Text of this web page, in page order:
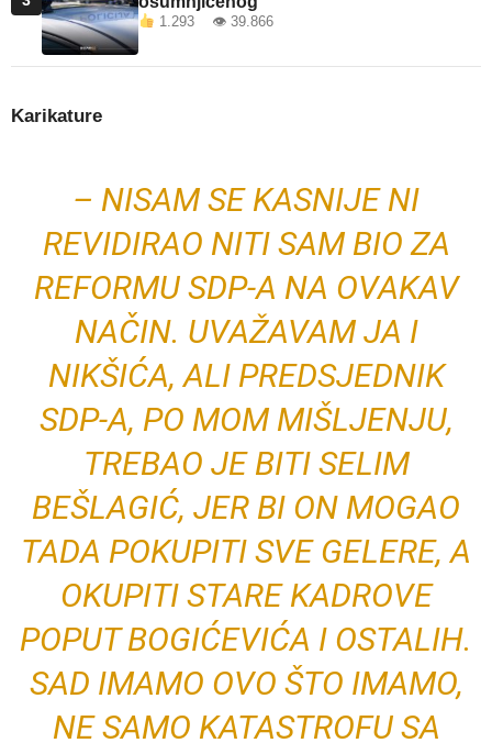
1.293 👁 39.866
Karikature
– NISAM SE KASNIJE NI
REVIDIRAO NITI SAM BIO ZA
REFORMU SDP-A NA OVAKAV
NAČIN. UVAŽAVAM JA I
NIKŠIĆA, ALI PREDSJEDNIK
SDP-A, PO MOM MIŠLJENJU,
TREBAO JE BITI SELIM
BEŠLAGIĆ, JER BI ON MOGAO
TADA POKUPITI SVE GELERE, A
OKUPITI STARE KADROVE
POPUT BOGIĆEVIĆA I OSTALIH.
SAD IMAMO OVO ŠTO IMAMO,
NE SAMO KATASTROFU SA